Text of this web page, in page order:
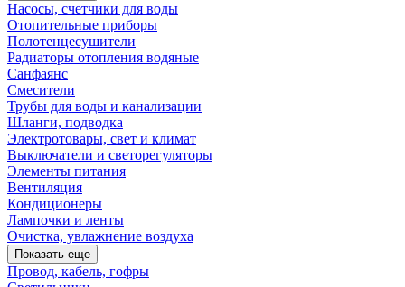
Насосы, счетчики для воды
Отопительные приборы
Полотенцесушители
Радиаторы отопления водяные
Санфаянс
Смесители
Трубы для воды и канализации
Шланги, подводка
Электротовары, свет и климат
Выключатели и светорегуляторы
Элементы питания
Вентиляция
Кондиционеры
Лампочки и ленты
Очистка, увлажнение воздуха
Показать еще
Провод, кабель, гофры